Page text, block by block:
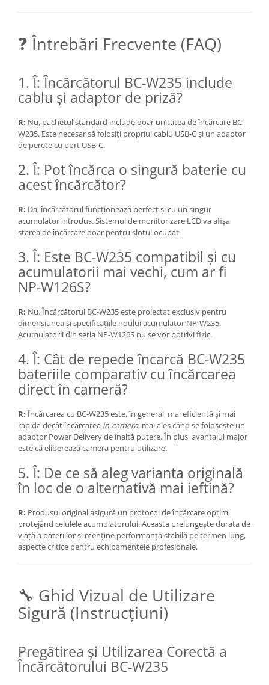
Materiale foto alb-negru
Filme instant FUJI INSTAX
Chimicale developare film alb-
diapozitive 35mm color
diapozitive late 120mm color
negative 35mm alb-negru
negative 35mm color
negative late 120mm alb-negru
negative late 120mm color
Binocluri, Lupe si Telescoape
Binocluri
Accesorii pentru Lunete si
Telescoape
Aparate foto de colectie reflex,
format 24x36mm
Aparate foto de colectie, cu burduf
Aparate foto de colectie , cu vizare
laterala
Aparate foto de colectie TLR -
Biobiective
Aparate foto de colectie , Stereo
Aparate foto de colectie -
Accesorii pt. aparate foto de
colectie
Aparate de colectie de tip Box-
Second Hand
Aparate foto SECOND HAND
Aparate foto DSLR (SH)
Aparate foto SLR (pe film) (SH)
❓ Întrebări Frecvente (FAQ)
1. Î: Încărcătorul BC-W235 include
cablu și adaptor de priză?
R: Nu, pachetul standard include doar unitatea de încărcare BC-
W235. Este necesar să folosiți propriul cablu USB-C și un adaptor
de perete cu port USB-C.
2. Î: Pot încărca o singură baterie cu
acest încărcător?
R: Da,încărcătorul funcționează perfect și cu un singur
acumulator introdus.Sistemul de monitorizare LCD va afișa
starea de încărcare doar pentru slotul ocupat.
3. Î: Este BC-W235 compatibil și cu
acumulatorii mai vechi, cum ar fi
NP-W126S?
R: Nu.Încărcătorul BC-W235 este proiectat exclusiv pentru
dimensiunea și specificațiile noului acumulator NP-W235.
Acumulatorii din seria NP-W126S nu se vor potrivi fizic.
4. Î: Cât de repede încarcă BC-W235
bateriile comparativ cu încărcarea
direct în cameră?
R: Încărcarea cu BC-W235 este,în general, mai eficientă și mai
rapidă decât încărcarea in-camera, mai ales când se folosește un
adaptor Power Delivery de înaltă putere.În plus,avantajul major
este că eliberează camera pentru utilizare.
5. Î: De ce să aleg varianta originală
în loc de o alternativă mai ieftină?
R: Produsul original asigură un protocol de încărcare optim,
protejând celulele acumulatorului.Aceasta prelungește durata de
viață a bateriilor și menține performanța stabilă pe termen lung,
aspecte critice pentru echipamentele profesionale.
🔧 Ghid Vizual de Utilizare
Sigură (Instrucțiuni)
Pregătirea și Utilizarea Corectă a
Încărcătorului BC-W235